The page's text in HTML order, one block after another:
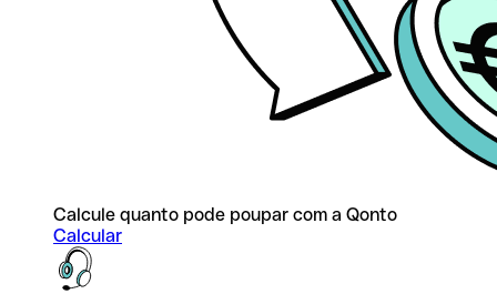
Calcule quanto pode poupar com a Qonto
Calcular